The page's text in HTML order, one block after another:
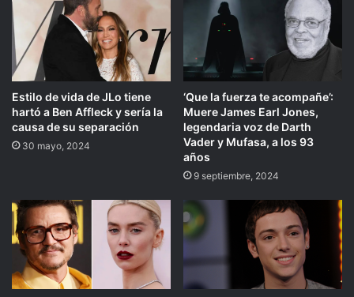
Estilo de vida de JLo tiene
hartó a Ben Affleck y sería la
causa de su separación
30 mayo, 2024
‘Que la fuerza te acompañe’:
Muere James Earl Jones,
legendaria voz de Darth
Vader y Mufasa, a los 93
años
9 septiembre, 2024